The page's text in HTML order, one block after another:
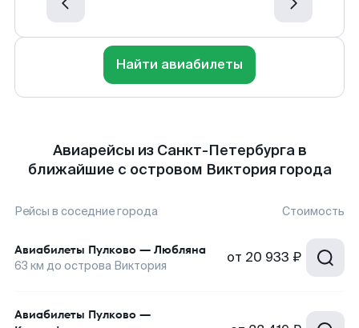
Найти авиабилеты
Авиарейсы из Санкт-Петербурга в
ближайшие с островом Виктория города
Рейсы в соседние города Стоимость
Авиабилеты Пулково — Любляна
63 км до острова Виктория от 20 933 ₽
Авиабилеты Пулково —